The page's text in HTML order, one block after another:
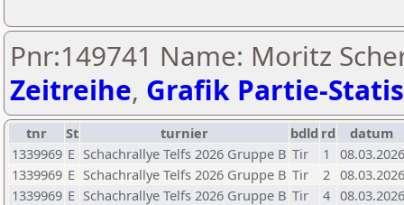
Pnr:149741 Name: Moritz
Zeitreihe, Grafik Partie-
tnr St turnier bdld rd
datum
1339969 E Schachrallye Telfs 2026 Gruppe B Tir 1
08.03.2026
1339969 E Schachrallye Telfs 2026 Gruppe B Tir 2 08.03.2026
1339969 E Schachrallye Telfs 2026 Gruppe B Tir 4 08.03.2026